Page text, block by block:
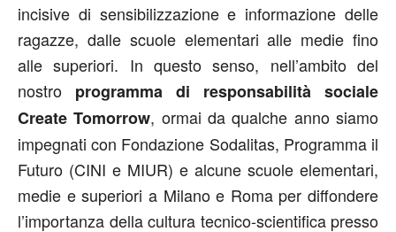
incisive di sensibilizzazione e informazione delle
ragazze, dalle scuole elementari alle medie fino
alle superiori. In questo senso, nell’ambito del
nostro programma di responsabilità sociale
Create Tomorrow, ormai da qualche anno siamo
impegnati con Fondazione Sodalitas, Programma il
Futuro (CINI e MIUR) e alcune scuole elementari,
medie e superiori a Milano e Roma per diffondere
l’importanza della cultura tecnico-scientifica presso